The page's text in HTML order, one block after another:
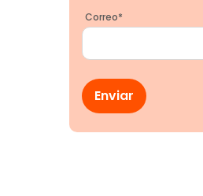
Correo*